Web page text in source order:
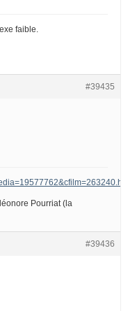
faible.
#39435
Pourriat (la
#39436